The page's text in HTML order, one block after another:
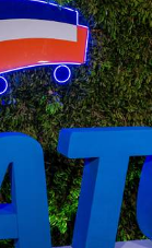
473